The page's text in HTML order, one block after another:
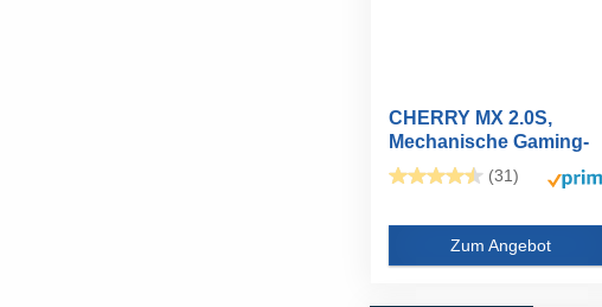
CHERRY MX 2.0S,
Mechanische Gaming-
Tastatur, DE...
(31)
Zum Angebot